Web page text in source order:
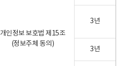
개인정보 보호법 제15조
(정보주체 동의)
3년
3년